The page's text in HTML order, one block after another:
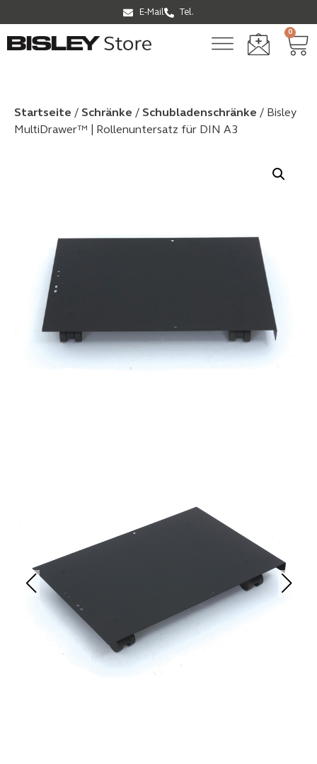
E-Mail Tel.
0
Startseite / Schränke / Schubladen­schränke / Bisley
MultiDrawer™ | Rollenuntersatz für DIN A3